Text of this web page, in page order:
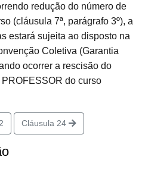
redução do número de
(cláusula 7ª, parágrafo 3º), a
estará sujeita ao disposto na
Coletiva (Garantia
ocorrer a rescisão do
do curso
Cláusula 24